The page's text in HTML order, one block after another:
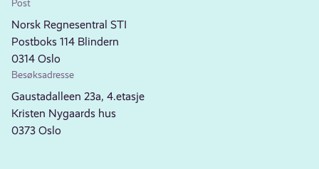
Post
Norsk Regnesentral STI
Postboks 114 Blindern
0314 Oslo
Besøksadresse
Gaustadalleen 23a, 4.etasje
Kristen Nygaards hus
0373 Oslo